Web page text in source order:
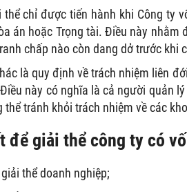
chỉ được tiến hành khi Công ty
án hoặc Trọng tài. Điều này
chấp nào còn dang dở trước khi
là quy định về trách nhiệm liên
này có nghĩa là cả người quản
thể tránh khỏi trách nhiệm về các
để giải thể công ty có
thể doanh nghiệp;